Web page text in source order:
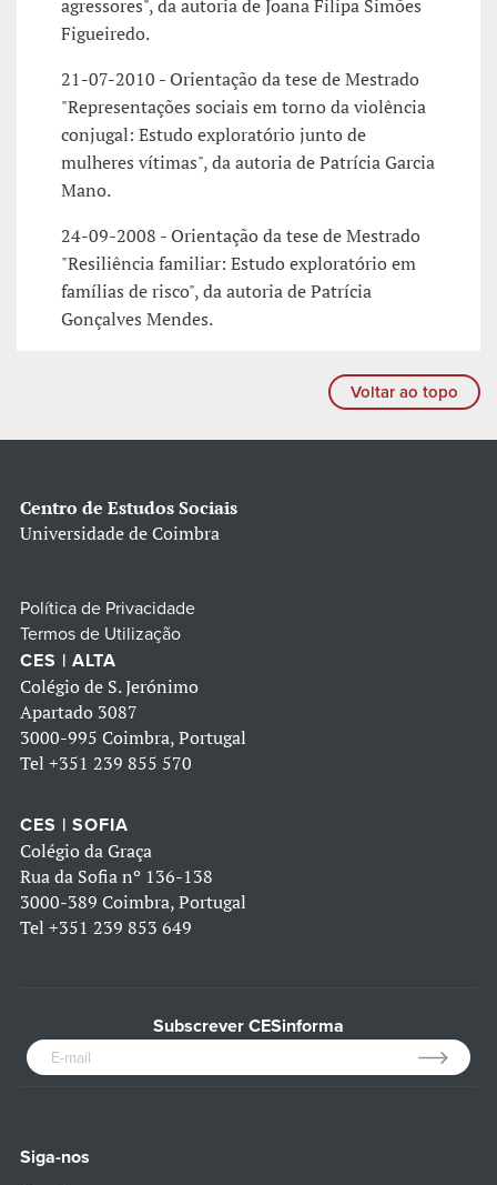
agressores", da autoria de Joana Filipa Simões
Figueiredo.
21-07-2010 - Orientação da tese de Mestrado
"Representações sociais em torno da violência
conjugal: Estudo exploratório junto de
mulheres vítimas", da autoria de Patrícia Garcia
Mano.
24-09-2008 - Orientação da tese de Mestrado
"Resiliência familiar: Estudo exploratório em
famílias de risco", da autoria de Patrícia
Gonçalves Mendes.
Voltar ao topo
Centro de Estudos Sociais
Universidade de Coimbra
Política de Privacidade
Termos de Utilização
CES | ALTA
Colégio de S. Jerónimo
Apartado 3087
3000-995 Coimbra, Portugal
Tel +351 239 855 570
CES | SOFIA
Colégio da Graça
Rua da Sofia nº 136-138
3000-389 Coimbra, Portugal
Tel +351 239 853 649
Subscrever CESinforma
Siga-nos